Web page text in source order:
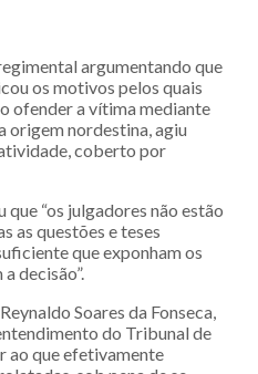
argumentando que
os motivos pelos quais
ofender a vítima mediante
origem nordestina, agiu
coberto por
“os julgadores não estão
as questões e teses
que exponham os
decisão”.
Soares da Fonseca,
do Tribunal de
ao que efetivamente